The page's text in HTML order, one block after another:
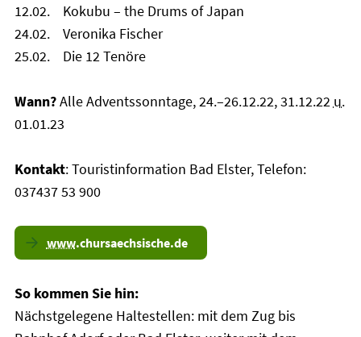
12.02. Kokubu – the Drums of Japan
24.02. Veronika Fischer
25.02. Die 12 Tenöre
Wann?Alle Adventssonntage, 24.–26.12.22, 31.12.22 u.
01.01.23
Kontakt: Touristinformation Bad Elster, Telefon:
037437 53 900
www.chursaechsische.de
So kommen Sie hin:
Nächstgelegene Haltestellen: mit dem Zug bis